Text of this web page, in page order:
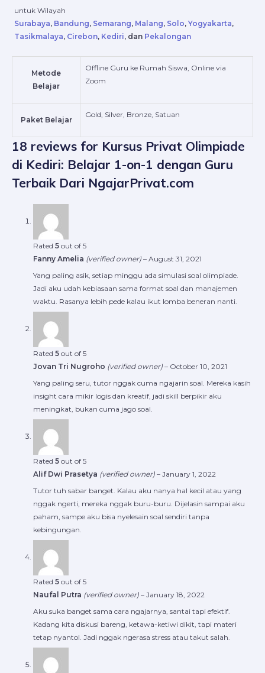
untuk Wilayah
Surabaya, Bandung, Semarang, Malang, Solo, Yogyakarta,
Tasikmalaya, Cirebon, Kediri, dan Pekalongan
Metode
Belajar
Offline Guru ke Rumah Siswa, Online via
Zoom
Paket Belajar
Gold, Silver, Bronze, Satuan
18 reviews for Kursus Privat Olimpiade
di Kediri: Belajar 1-on-1 dengan Guru
Terbaik Dari NgajarPrivat.com
Rated 5 out of 5
Fanny Amelia (verified owner) – August 31, 2021
Yang paling asik, setiap minggu ada simulasi soal olimpiade.
Jadi aku udah kebiasaan sama format soal dan manajemen
waktu. Rasanya lebih pede kalau ikut lomba beneran nanti.
Rated 5 out of 5
Jovan Tri Nugroho (verified owner) – October 10, 2021
Yang paling seru, tutor nggak cuma ngajarin soal. Mereka kasih
insight cara mikir logis dan kreatif, jadi skill berpikir aku
meningkat, bukan cuma jago soal.
Rated 5 out of 5
Alif Dwi Prasetya (verified owner) – January 1, 2022
Tutor tuh sabar banget. Kalau aku nanya hal kecil atau yang
nggak ngerti, mereka nggak buru-buru. Dijelasin sampai aku
paham, sampe aku bisa nyelesain soal sendiri tanpa
kebingungan.
Rated 5 out of 5
Naufal Putra (verified owner) – January 18, 2022
Aku suka banget sama cara ngajarnya, santai tapi efektif.
Kadang kita diskusi bareng, ketawa-ketiwi dikit, tapi materi
tetap nyantol. Jadi nggak ngerasa stress atau takut salah.